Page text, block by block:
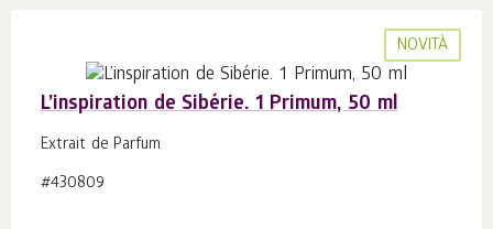
NOVITÀ
L’inspiration de Sibérie. 1 Primum, 50 ml
Extrait de Parfum
#430809